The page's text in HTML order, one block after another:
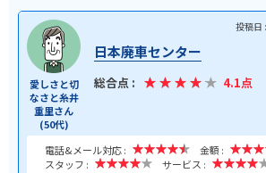
投稿日
愛しさと切
なさと糸井
重里さん
(50代)
日本廃車センター
総合点 : 4.1点
電話&メール対応 :
金額 :
スタッフ :
サービス :